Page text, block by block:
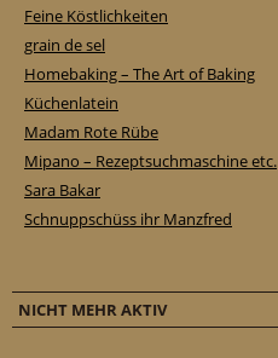
Feine Köstlichkeiten
grain de sel
Homebaking – The Art of Baking
Küchenlatein
Madam Rote Rübe
Mipano – Rezeptsuchmaschine etc.
Sara Bakar
Schnuppschüss ihr Manzfred
NICHT MEHR AKTIV